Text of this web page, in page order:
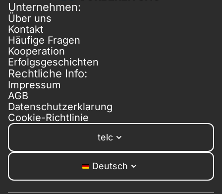
Unternehmen:
Über uns
Kontakt
Häufige Fragen
Kooperation
Erfolgsgeschichten
Rechtliche Info:
Impressum
AGB
Datenschutzerklarung
Cookie-Richtlinie
telc
Deutsch